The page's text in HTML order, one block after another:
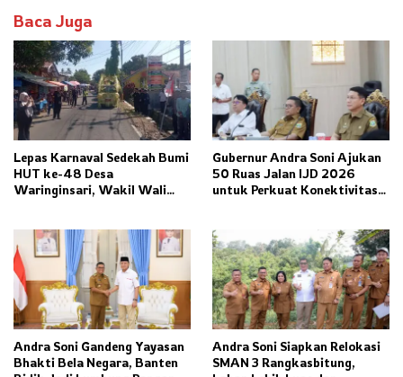
Baca Juga
Lepas Karnaval Sedekah Bumi
HUT ke-48 Desa
Waringinsari, Wakil Wali
Pelestarian Budaya
Gubernur Andra Soni Ajukan
50 Ruas Jalan IJD 2026
untuk Perkuat Konektivitas
Andra Soni Gandeng Yayasan
Bhakti Bela Negara, Banten
Andra Soni Siapkan Relokasi
SMAN 3 Rangkasbitung,